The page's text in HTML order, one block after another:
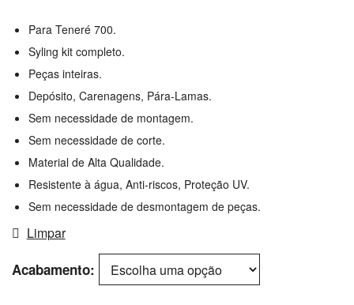
Para Teneré 700.
Syling kit completo.
Peças inteiras.
Depósito, Carenagens, Pára-Lamas.
Sem necessidade de montagem.
Sem necessidade de corte.
Material de Alta Qualidade.
Resistente à água, Anti-riscos, Proteção UV.
Sem necessidade de desmontagem de peças.
Acabamento
Limpar